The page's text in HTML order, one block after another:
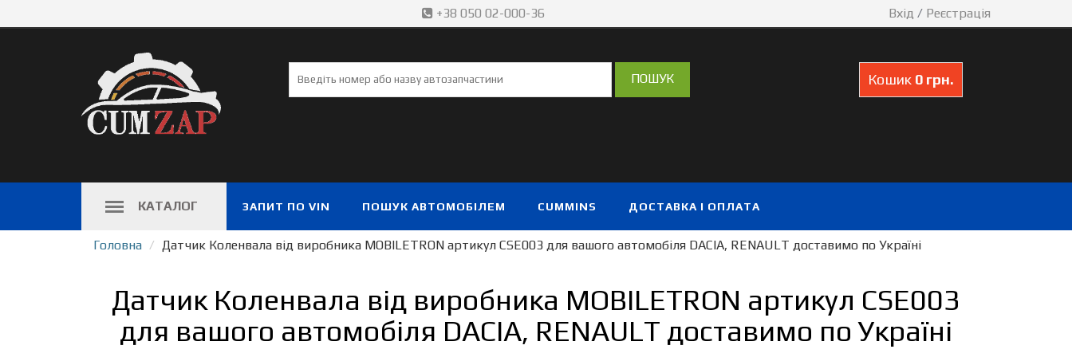
+38 050 02-000-36 Вхід / Реєстрація
Кошик 0 грн.
КАТАЛОГ ЗАПИТ ПО VIN ПОШУК АВТОМОБІЛЕМ CUMMINS ДОСТАВКА І ОПЛАТА
Головна Датчик Коленвала від виробника MOBILETRON артикул CSE003 для вашого автомобіля DACIA, RENAULT доставимо по Україні
Датчик Коленвала від виробника MOBILETRON артикул CSE003
для вашого автомобіля DACIA, RENAULT доставимо по Україні